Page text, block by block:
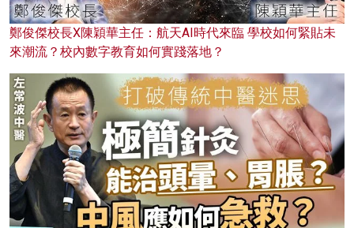
鄭俊傑校長X陳穎華主任：航天AI時代來臨 學校如何緊貼未
來潮流？校內數字教育如何實踐落地？